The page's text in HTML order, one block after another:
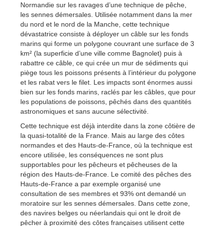
Normandie sur les ravages d’une technique de pêche,
les sennes démersales. Utilisée notamment dans la mer
du nord et le nord de la Manche, cette technique
dévastatrice consiste à déployer un câble sur les fonds
marins qui forme un polygone couvrant une surface de 3
km² (la superficie d’une ville comme Bagnolet) puis à
rabattre ce câble, ce qui crée un mur de sédiments qui
piège tous les poissons présents à l’intérieur du polygone
et les rabat vers le filet. Les impacts sont énormes aussi
bien sur les fonds marins, raclés par les câbles, que pour
les populations de poissons, pêchés dans des quantités
astronomiques et sans aucune sélectivité.
Cette technique est déjà interdite dans la zone côtière de
la quasi-totalité de la France. Mais au large des côtes
normandes et des Hauts-de-France, où la technique est
encore utilisée, les conséquences ne sont plus
supportables pour les pêcheurs et pêcheuses de la
région des Hauts-de-France. Le comité des pêches des
Hauts-de-France a par exemple organisé une
consultation de ses membres et 93% ont demandé un
moratoire sur les sennes démersales. Dans cette zone,
des navires belges ou néerlandais qui ont le droit de
pêcher à proximité des côtes françaises utilisent cette